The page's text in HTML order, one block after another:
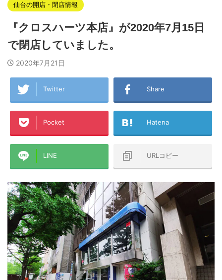
仙台の開店・閉店情報
『クロスハーツ本店』が2020年7月15日
で閉店していました。
2020年7月21日
Twitter Share
Pocket Hatena
LINE URLコピー